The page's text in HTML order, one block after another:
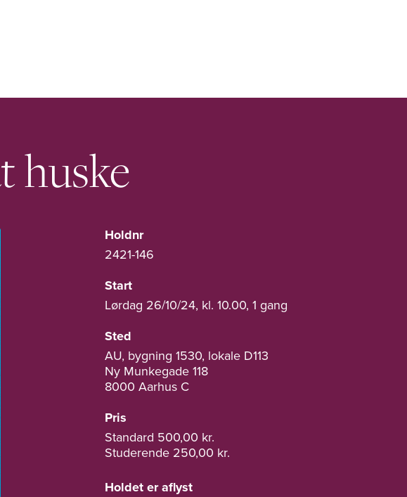
huske
Holdnr
2421-146
Start
Lørdag 26/10/24, kl. 10.00, 1 gang
Sted
AU, bygning 1530, lokale D113
Ny Munkegade 118
8000 Aarhus C
Pris
Standard 500,00 kr.
Studerende 250,00 kr.
Holdet er aflyst